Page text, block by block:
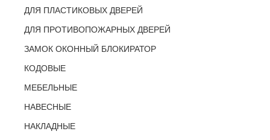
ДЛЯ ПЛАСТИКОВЫХ ДВЕРЕЙ
ДЛЯ ПРОТИВОПОЖАРНЫХ ДВЕРЕЙ
ЗАМОК ОКОННЫЙ БЛОКИРАТОР
КОДОВЫЕ
МЕБЕЛЬНЫЕ
НАВЕСНЫЕ
НАКЛАДНЫЕ